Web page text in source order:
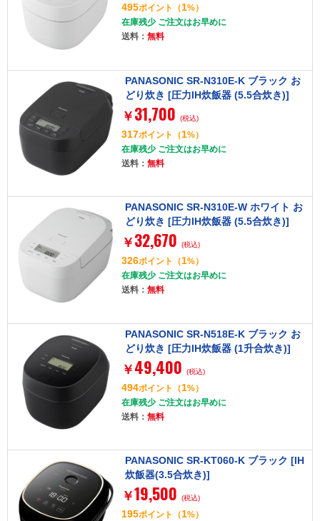
495ポイント （1%）
在庫残少 ご注文はお早めに
送料： 無料
PANASONIC SR-N310E-K ブラック お
どり炊き [圧力IH炊飯器 (5.5合炊き)]
￥ 31,700 (税込)
317ポイント （1%）
在庫残少 ご注文はお早めに
送料： 無料
PANASONIC SR-N310E-W ホワイト お
どり炊き [圧力IH炊飯器 (5.5合炊き)]
￥ 32,670 (税込)
326ポイント （1%）
在庫残少 ご注文はお早めに
送料： 無料
PANASONIC SR-N518E-K ブラック お
どり炊き [圧力IH炊飯器 (1升合炊き)]
￥ 49,400 (税込)
494ポイント （1%）
在庫残少 ご注文はお早めに
送料： 無料
PANASONIC SR-KT060-K ブラック [IH
炊飯器(3.5合炊き)]
￥19,500 (税込)
195ポイント （1%）